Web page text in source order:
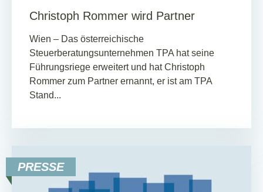
Christoph Rommer wird Partner
Wien – Das österreichische
Steuerberatungsunternehmen TPA hat seine
Führungsriege erweitert und hat Christoph
Rommer zum Partner ernannt, er ist am TPA
Stand...
PRESSE